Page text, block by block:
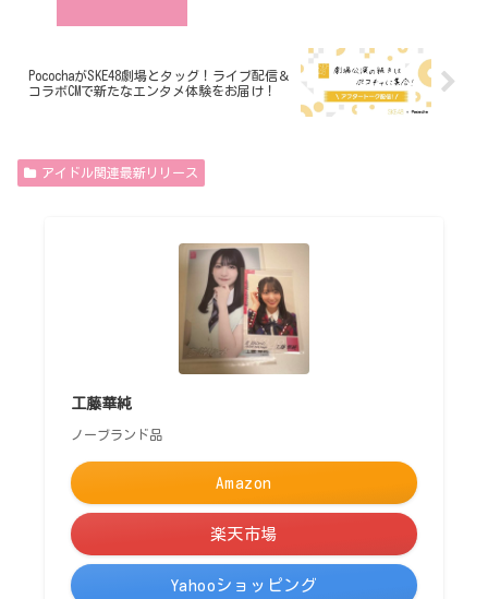
PocochaがSKE48劇場とタッグ！ライブ配信＆
コラボCMで新たなエンタメ体験をお届け！
アイドル関連最新リリース
工藤華純
ノーブランド品
Amazon
楽天市場
Yahooショッピング